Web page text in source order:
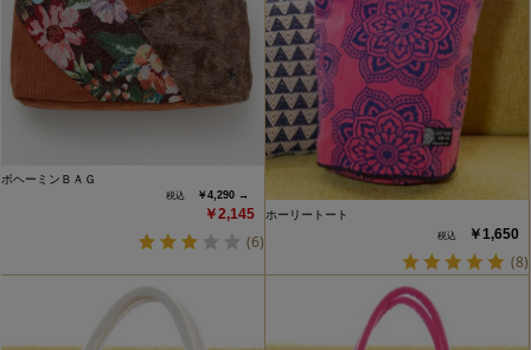
ボヘーミンＢＡＧ
￥4,290 →
￥2,145
(6)
ホーリートート
￥1,650
(8)